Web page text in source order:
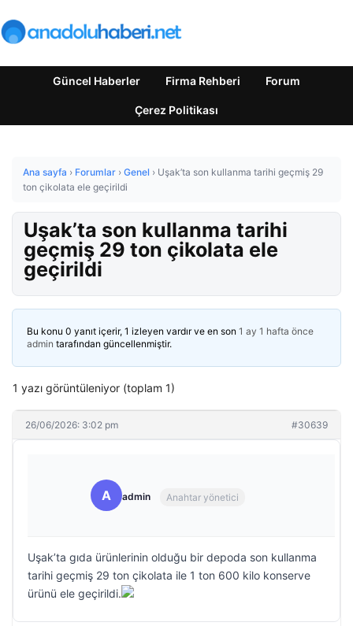
Güncel Haberler Firma Rehberi Forum
Çerez Politikası
Ana sayfa › Forumlar › Genel › Uşak’ta son kullanma tarihi geçmiş 29
ton çikolata ele geçirildi
Uşak’ta son kullanma tarihi
geçmiş 29 ton çikolata ele
geçirildi
Bu konu 0 yanıt içerir, 1 izleyen vardır ve en son 1 ay 1 hafta önce
admin tarafından güncellenmiştir.
1 yazı görüntüleniyor (toplam 1)
26/06/2026: 3:02 pm #30639
A admin Anahtar yönetici
Uşak’ta gıda ürünlerinin olduğu bir depoda son kullanma
tarihi geçmiş 29 ton çikolata ile 1 ton 600 kilo konserve
ürünü ele geçirildi.